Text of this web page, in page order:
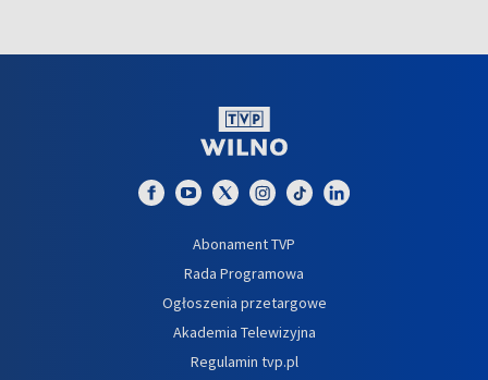
Abonament TVP
Rada Programowa
Ogłoszenia przetargowe
Akademia Telewizyjna
Regulamin tvp.pl